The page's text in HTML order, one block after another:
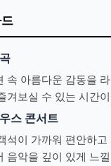
속 아름다운 감동을
겨보실 수 있는 시간
스 콘서트
석이 가까워 편안하고
음악을 깊이 있게 느